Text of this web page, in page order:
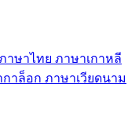
าษา​ไทย ภาษา​เกาหลี
าล็อก ภาษา​เวียดนาม